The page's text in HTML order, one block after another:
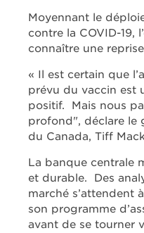
Moyennant le
contre la COVID-19,
connaître une
« Il est certain que
prévu du vaccin est
positif. Mais nous
profond", déclare le
du Canada, Tiff
La banque centrale
et durable. Des
marché s’attendent
son programme
avant de se tourner